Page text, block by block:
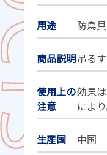
用途 防鳥具
商品説明吊る
使用上の
注意
効果
によ
生産国 中国